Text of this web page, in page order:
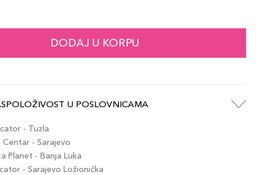
DODAJ U KORPU
U POSLOVNICAMA
- Tuzla
Centar - Sarajevo
Planet - Banja Luka
- Sarajevo Ložionička